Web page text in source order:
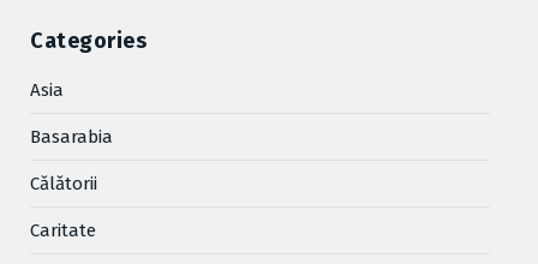
Categories
Asia
Basarabia
Cǎlǎtorii
Caritate